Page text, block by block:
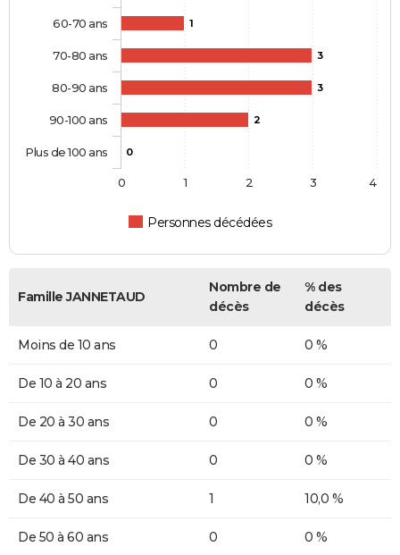
1
3
3
2
0
Personnes décédées
60-70 ans
70-80 ans
80-90 ans
90-100 ans
Plus de 100 ans
0 1 2 3 4
Famille JANNETAUD
Nombre de
décès
% des
décès
Moins de 10 ans 0 0 %
De 10 à 20 ans 0 0 %
De 20 à 30 ans 0 0 %
De 30 à 40 ans 0 0 %
De 40 à 50 ans 1 10,0 %
De 50 à 60 ans 0 0 %